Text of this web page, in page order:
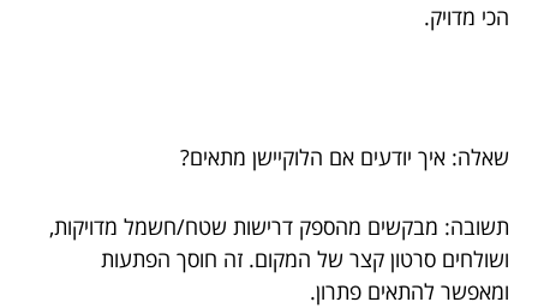
הכי מדויק.
שאלה: איך יודעים אם הלוקיישן מתאים?
תשובה: מבקשים מהספק דרישות שטח/חשמל מדויקות,
ושולחים סרטון קצר של המקום. זה חוסך הפתעות
ומאפשר להתאים פתרון.